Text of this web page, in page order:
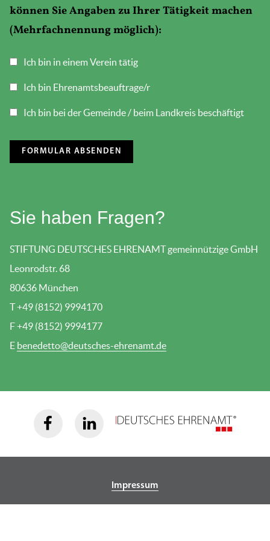
können Sie Angaben zu Ihrer Tätigkeit machen
(Mehrfachnennung möglich):
Ich bin in einem Verein tätig
Ich bin Ehrenamtsbeauftrage/r
Ich bin bei der Gemeinde / beim Landkreis beschäftigt
Sie haben Fragen?
STIFTUNG DEUTSCHES EHRENAMT gemeinnützige GmbH
Leonrodstr. 68
80636 München
T +49 (8152) 9994170
F +49 (8152) 9994177
E benedetto@deutsches-ehrenamt.de
Impressum